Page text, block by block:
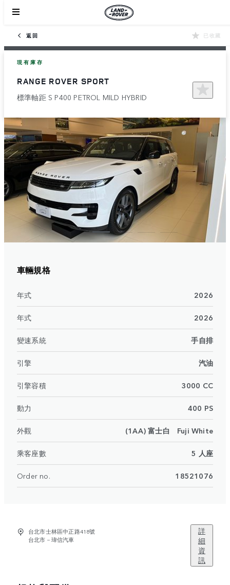
返回 已收藏
現有庫存
RANGE ROVER SPORT
標準軸距 S P400 PETROL MILD HYBRID
車輛規格
年式 2026
年式 2026
變速系統 手自排
引擎 汽油
引擎容積 3000 CC
動力 400 PS
外觀 (1AA) 富士白 Fuji White
乘客座數 5 人座
Order no. 18521076
台北市士林區中正路418號
台北市－瑋信汽車
詳
細
資
訊